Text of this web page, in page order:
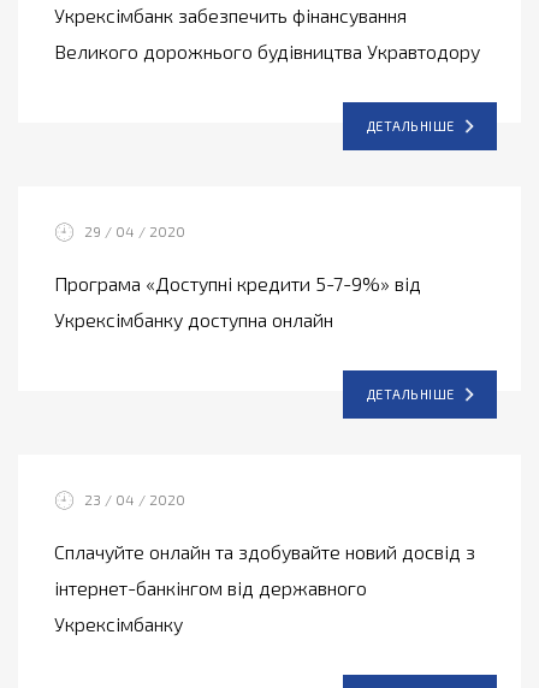
Укрексімбанк забезпечить фінансування
Великого дорожнього будівництва Укравтодору
ДЕТАЛЬНІШЕ
29 / 04 / 2020
Програма «Доступні кредити 5-7-9%» від
Укрексімбанку доступна онлайн
ДЕТАЛЬНІШЕ
23 / 04 / 2020
Сплачуйте онлайн та здобувайте новий досвід з
інтернет-банкінгом від державного
Укрексімбанку